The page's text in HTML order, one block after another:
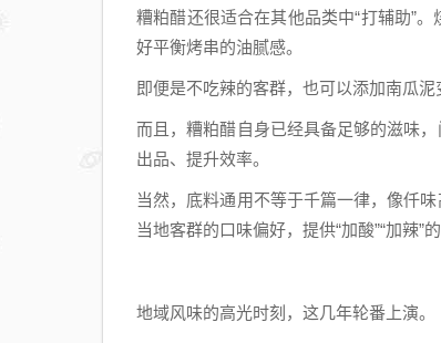
糟粕醋还很适合在其他品类中“打辅助”
好平衡烤串的油腻感。
即便是不吃辣的客群，也可以添加南瓜泥
而且，糟粕醋自身已经具备足够的滋味
出品、提升效率。
当然，底料通用不等于千篇一律，像仟
当地客群的口味偏好，提供“加酸”“加辣”
地域风味的高光时刻，这几年轮番上演。